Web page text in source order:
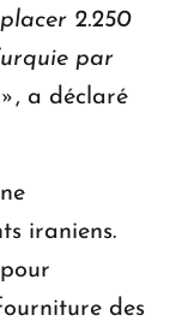
2.250
par
, a déclaré
iraniens.
des